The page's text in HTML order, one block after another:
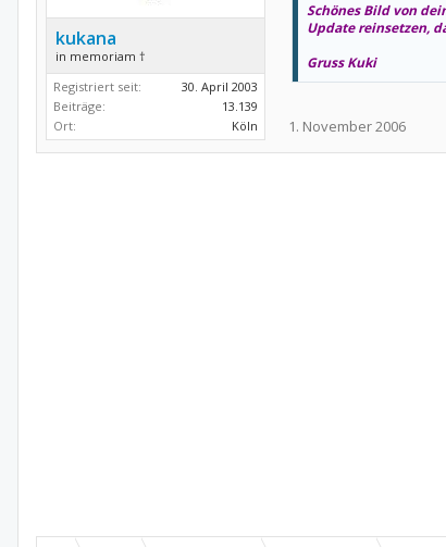
kukana
in memoriam †
Registriert seit:
30. April 2003
Beiträge:
13.139
Ort:
Köln
Schönes Bild von
Update reinsetzen,
Gruss Kuki
1. November 2006